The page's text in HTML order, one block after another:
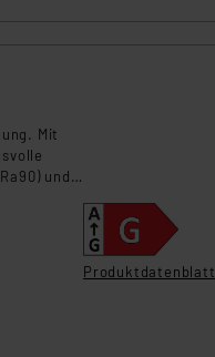
Mit
und
Produktdatenblatt